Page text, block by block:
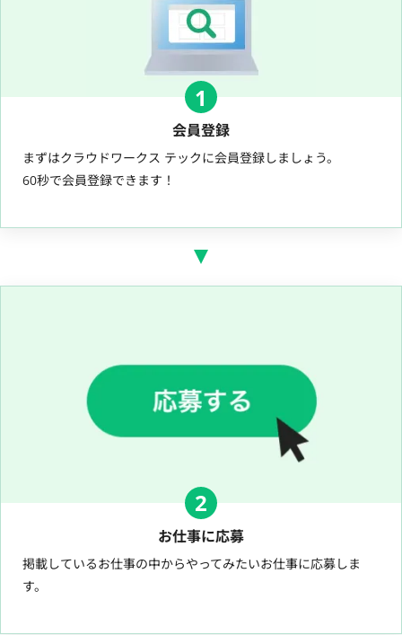
1
会員登録
まずはクラウドワークス テックに会員登録しましょう。
60秒で会員登録できます！
2
お仕事に応募
掲載しているお仕事の中からやってみたいお仕事に応募しま
す。